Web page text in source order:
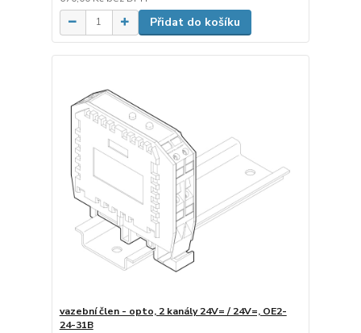
Přidat do košíku
vazební člen - opto, 2 kanály 24V= / 24V=, OE2-
24-31B